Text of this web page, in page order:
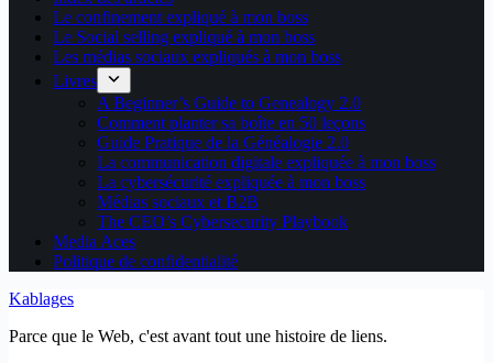
Le confinement expliqué à mon boss
Le Social selling expliqué à mon boss
Les médias sociaux expliqués à mon boss
Livres
A Beginner’s Guide to Genealogy 2.0
Comment planter sa boîte en 50 leçons
Guide Pratique de la Généalogie 2.0
La communication digitale expliquée à mon boss
La cybersécurité expliquée à mon boss
Médias sociaux et B2B
The CEO’s Cybersecurity Playbook
Media Aces
Politique de confidentialité
Kablages
Parce que le Web, c'est avant tout une histoire de liens.